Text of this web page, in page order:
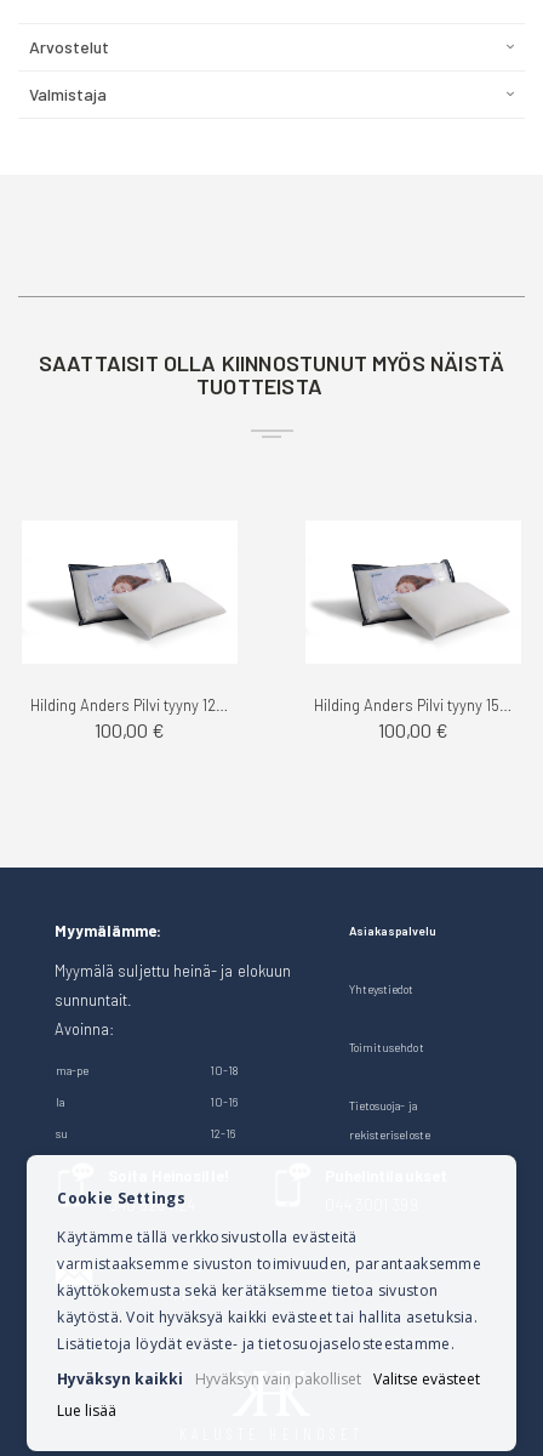
Arvostelut
Valmistaja
SAATTAISIT OLLA KIINNOSTUNUT MYÖS NÄISTÄ
TUOTTEISTA
100,00 € 100,00 €
Myymälämme:
Myymälä suljettu heinä- ja elokuun
sunnuntait.
Avoinna:
ma-pe 10-18
la 10-16
su 12-16
Asiakaspalvelu
Yhteystiedot
Toimitusehdot
Tietosuoja- ja
rekisteriseloste
040 528 1124
Lähetä sähköpostia
verkkokauppa@kalusteheinoset.fi
Cookie Settings
Käytämme tällä verkkosivustolla evästeitä
varmistaaksemme sivuston toimivuuden, parantaaksemme
käyttökokemusta sekä kerätäksemme tietoa sivuston
käytöstä. Voit hyväksyä kaikki evästeet tai hallita asetuksia.
Lisätietoja löydät eväste- ja tietosuojaselosteestamme.
Hyväksyn kaikki
Hyväksyn vain pakolliset
Valitse evästeet
Lue lisää